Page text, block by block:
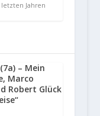
Jahren
– Mein
Marco
Robert Glück